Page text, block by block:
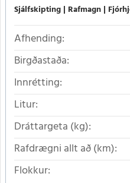
Sjálfskipting Rafmagn
Afhending:
Birgðastaða:
Innrétting:
Litur:
Dráttargeta (kg):
Rafdrægni allt að (km):
Flokkur: